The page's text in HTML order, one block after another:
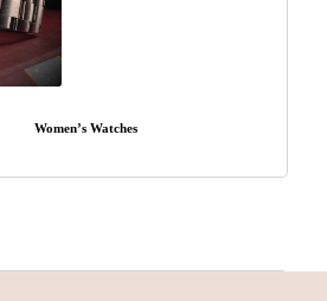
Women’s Watches